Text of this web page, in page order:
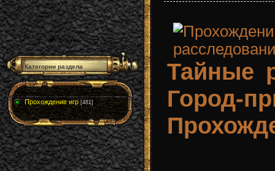
Категории раздела
Прохождение игр [481]
Тайные